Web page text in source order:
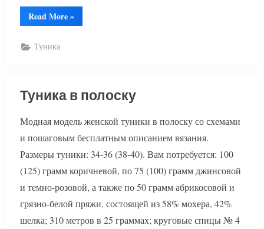
Read More“Модная
туника
»
Туника
Туника в полоску
Модная модель женской туники в полоску со схемами
и пошаговым бесплатным описанием вязания.
Размеры туники: 34-36 (38-40). Вам потребуется: 100
(125) грамм коричневой, по 75 (100) грамм джинсовой
и темно-розовой, а также по 50 грамм абрикосовой и
грязно-белой пряжи, состоящей из 58% мохера, 42%
шелка; 310 метров в 25 граммах; круговые спицы № 4